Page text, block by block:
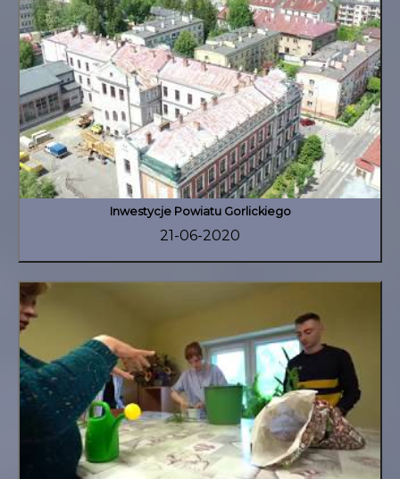
Inwestycje Powiatu Gorlickiego
21-06-2020